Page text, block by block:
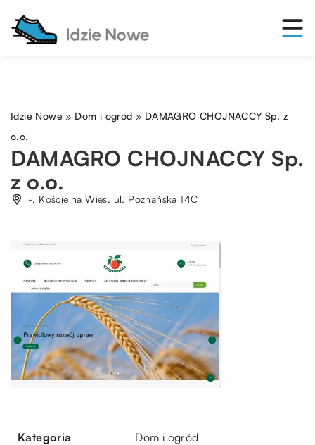
Idzie Nowe » Dom i ogród » DAMAGRO CHOJNACCY Sp. z
o.o.
DAMAGRO CHOJNACCY Sp.
z o.o.
-, Kościelna Wieś, ul. Poznańska 14C
Kategoria Dom i ogród